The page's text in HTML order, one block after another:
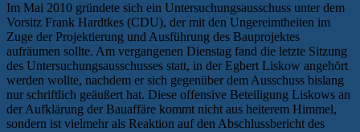
Im Mai 2010 gründete sich ein Untersuchungsausschuss unter dem
Vorsitz Frank Hardtkes (CDU), der mit den Ungereimtheiten im
Zuge der Projektierung und Ausführung des Bauprojektes
aufräumen sollte. Am vergangenen Dienstag fand die letzte Sitzung
des Untersuchungsausschusses statt, in der Egbert Liskow angehört
werden wollte, nachdem er sich gegenüber dem Ausschuss bislang
nur schriftlich geäußert hat. Diese offensive Beteiligung Liskows an
der Aufklärung der Bauaffäre kommt nicht aus heiterem Himmel,
sondern ist vielmehr als Reaktion auf den Abschlussbericht des